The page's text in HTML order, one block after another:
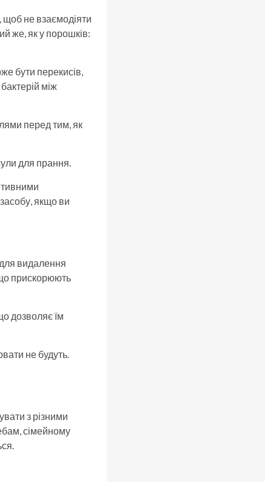
щоб не взаємодіяти
же, як у порошків:
бути перекисів,
між
перед тим, як
для прання.
якщо ви
видалення
прискорюють
дозволяє їм
не будуть.
з різними
сімейному